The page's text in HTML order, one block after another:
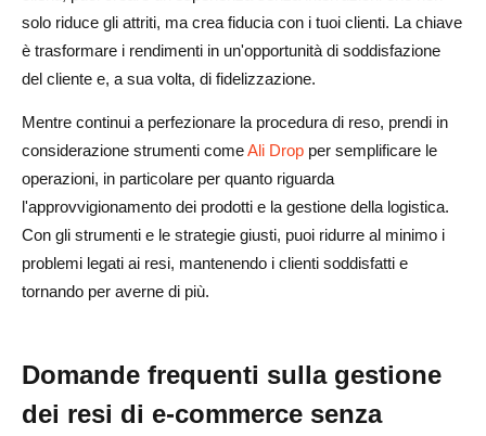
solo riduce gli attriti, ma crea fiducia con i tuoi clienti. La chiave
è trasformare i rendimenti in un'opportunità di soddisfazione
del cliente e, a sua volta, di fidelizzazione.
Mentre continui a perfezionare la procedura di reso, prendi in
considerazione strumenti comeAli Drop per semplificare le
operazioni, in particolare per quanto riguarda
l'approvvigionamento dei prodotti e la gestione della logistica.
Con gli strumenti e le strategie giusti, puoi ridurre al minimo i
problemi legati ai resi, mantenendo i clienti soddisfatti e
tornando per averne di più.
Domande frequenti sulla gestione
dei resi di e-commerce senza